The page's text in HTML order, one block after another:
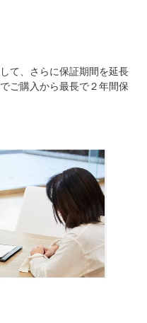
て、さらに保証期間を延長
ご購入から最長で２年間保